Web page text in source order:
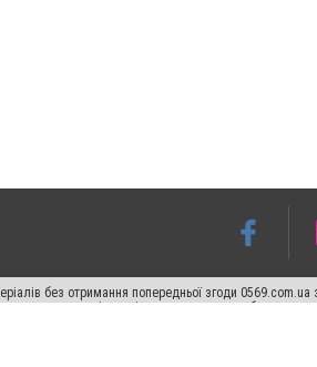
без отримання попередньої згоди
на цитовані статті не нижче другого абзацу в